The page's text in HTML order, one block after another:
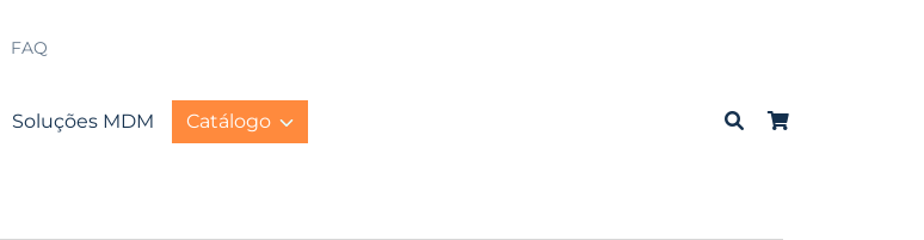
FAQ
Soluções MDM Catálogo